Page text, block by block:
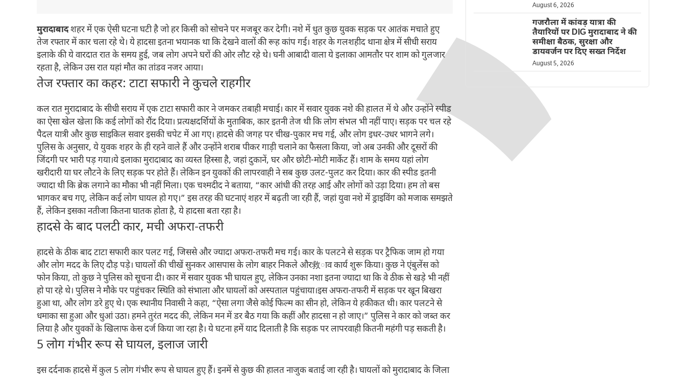
मुरादाबादशहर में एक ऐसी घटना घटी है जो हर किसी को सोचने पर मजबूर कर देगी। नशे में धुत कुछ युवक सड़क पर आतंक मचाते हुए
तेज रफ्तार में कार चला रहे थे। ये हादसा इतना भयानक था कि देखने वालों की रूह कांप गई। शहर के गलशहीद थाना क्षेत्र में सीधी सराय
इलाके की ये वारदात रात के समय हुई, जब लोग अपने घरों की ओर लौट रहे थे। घनी आबादी वाला ये इलाका आमतौर पर शाम को गुलजार
रहता है, लेकिन उस रात यहां मौत का तांडव नजर आया।
तेज रफ्तार का कहर: टाटा सफारी ने कुचले राहगीर
कल रात मुरादाबाद के सीधी सराय में एक टाटा सफारी कार ने जमकर तबाही मचाई। कार में सवार युवक नशे की हालत में थे और उन्होंने स्पीड
का ऐसा खेल खेला कि कई लोगों को रौंद दिया। प्रत्यक्षदर्शियों के मुताबिक, कार इतनी तेज थी कि लोग संभल भी नहीं पाए। सड़क पर चल रहे
पैदल यात्री और कुछ साइकिल सवार इसकी चपेट में आ गए। हादसे की जगह पर चीख-पुकार मच गई, और लोग इधर-उधर भागने लगे।
पुलिस के अनुसार, ये युवक शहर के ही रहने वाले हैं और उन्होंने शराब पीकर गाड़ी चलाने का फैसला किया, जो अब उनकी और दूसरों की
जिंदगी पर भारी पड़ गया।ये इलाका मुरादाबाद का व्यस्त हिस्सा है, जहां दुकानें, घर और छोटी-मोटी मार्केट हैं। शाम के समय यहां लोग
खरीदारी या घर लौटने के लिए सड़क पर होते हैं। लेकिन इन युवकों की लापरवाही ने सब कुछ उलट-पुलट कर दिया। कार की स्पीड इतनी
ज्यादा थी कि ब्रेक लगाने का मौका भी नहीं मिला। एक चश्मदीद ने बताया, “कार आंधी की तरह आई और लोगों को उड़ा दिया। हम तो बस
भागकर बच गए, लेकिन कई लोग घायल हो गए।” इस तरह की घटनाएं शहर में बढ़ती जा रही हैं, जहां युवा नशे में ड्राइविंग को मजाक समझते
हैं, लेकिन इसका नतीजा कितना घातक होता है, ये हादसा बता रहा है।
हादसे के बाद पलटी कार, मची अफरा-तफरी
हादसे के ठीक बाद टाटा सफारी कार पलट गई, जिससे और ज्यादा अफरा-तफरी मच गई। कार के पलटने से सड़क पर ट्रैफिक जाम हो गया
और लोग मदद के लिए दौड़ पड़े। घायलों की चीखें सुनकर आसपास के लोग बाहर निकले और救ाव कार्य शुरू किया। कुछ ने एंबुलेंस को
फोन किया, तो कुछ ने पुलिस को सूचना दी। कार में सवार युवक भी घायल हुए, लेकिन उनका नशा इतना ज्यादा था कि वे ठीक से खड़े भी नहीं
हो पा रहे थे। पुलिस ने मौके पर पहुंचकर स्थिति को संभाला और घायलों को अस्पताल पहुंचाया।इस अफरा-तफरी में सड़क पर खून बिखरा
हुआ था, और लोग डरे हुए थे। एक स्थानीय निवासी ने कहा, “ऐसा लगा जैसे कोई फिल्म का सीन हो, लेकिन ये हकीकत थी। कार पलटने से
धमाका सा हुआ और धुआं उठा। हमने तुरंत मदद की, लेकिन मन में डर बैठ गया कि कहीं और हादसा न हो जाए।” पुलिस ने कार को जब्त कर
लिया है और युवकों के खिलाफ केस दर्ज किया जा रहा है। ये घटना हमें याद दिलाती है कि सड़क पर लापरवाही कितनी महंगी पड़ सकती है।
5 लोग गंभीर रूप से घायल, इलाज जारी
इस दर्दनाक हादसे में कुल 5 लोग गंभीर रूप से घायल हुए हैं। इनमें से कुछ की हालत नाजुक बताई जा रही है। घायलों को मुरादाबाद के जिला
August 6, 2026
गजरौला में कांवड़ यात्रा की
तैयारियों पर DIG मुरादाबाद ने की
समीक्षा बैठक, सुरक्षा और
डायवर्जन पर दिए सख्त निर्देश
August 5, 2026